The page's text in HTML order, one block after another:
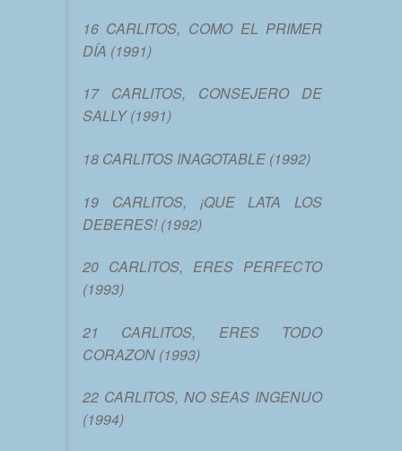
16 CARLITOS, COMO EL PRIMER
DÍA (1991)
17 CARLITOS, CONSEJERO DE
SALLY (1991)
18 CARLITOS INAGOTABLE (1992)
19 CARLITOS, ¡QUE LATA LOS
DEBERES! (1992)
20 CARLITOS, ERES PERFECTO
(1993)
21 CARLITOS, ERES TODO
CORAZON (1993)
22 CARLITOS, NO SEAS INGENUO
(1994)